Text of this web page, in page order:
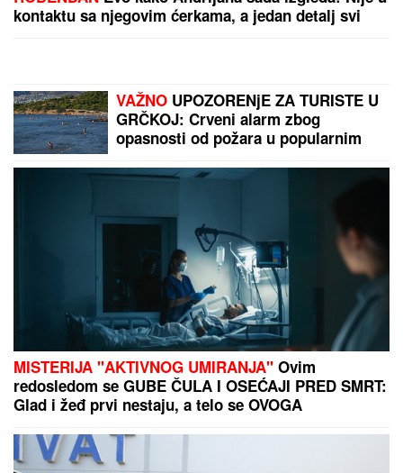
MUŠKARAC SKOČIO U DUNAV I
NESTAOUžas kod Bele stene: Hteo
da se osveži i nije isplivao